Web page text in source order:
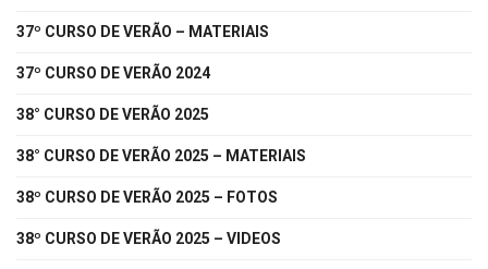
37º CURSO DE VERÃO – MATERIAIS
37º CURSO DE VERÃO 2024
38° CURSO DE VERÃO 2025
38° CURSO DE VERÃO 2025 – MATERIAIS
38º CURSO DE VERÃO 2025 – FOTOS
38º CURSO DE VERÃO 2025 – VIDEOS